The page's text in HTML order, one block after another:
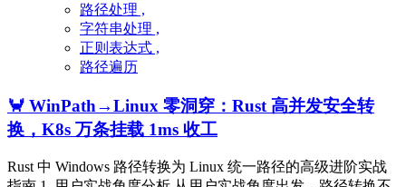
路径处理 ,
字符串处理 ,
正则表达式 ,
路径遍历
🦀 WinPath→Linux 零洞穿：Rust 高并发安全转
换，K8s 万条挂载 1ms 收工
Rust 中 Windows 路径转换为 Linux 统一路径的高级进阶实战